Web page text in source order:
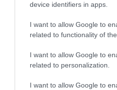
device identifiers in apps.
I want to allow Google to
related to functionality of
I want to allow Google to
related to personalization.
I want to allow Google to